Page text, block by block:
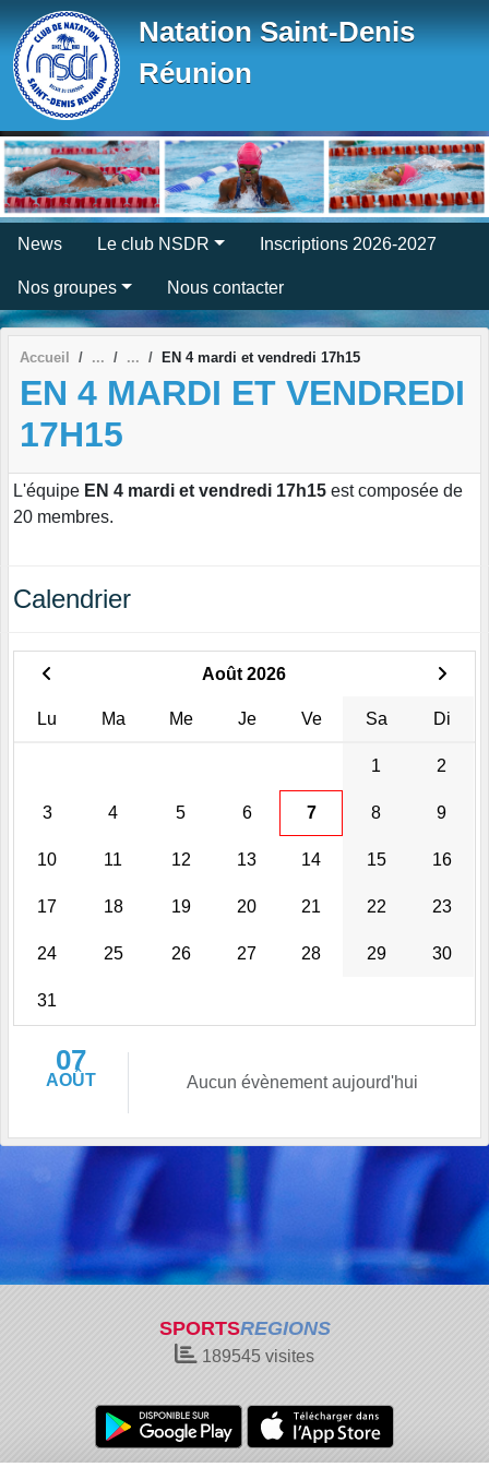
Natation Saint-Denis
Réunion
News Le club NSDR Inscriptions 2026-2027
Nos groupes Nous contacter
Accueil EN 4 mardi et vendredi 17h15
EN 4 MARDI ET VENDREDI
17H15
L'équipe EN 4 mardi et vendredi 17h15 est composée de
20 membres.
Calendrier
Août 2026
Lu Ma Me Je Ve Sa Di
1 2
3 4 5 6 7 8 9
10 11 12 13 14 15 16
17 18 19 20 21 22 23
24 25 26 27 28 29 30
31
07
AOÛT Aucun évènement aujourd'hui
SPORTSREGIONS
189545 visites
Panneau de gestion des cookies